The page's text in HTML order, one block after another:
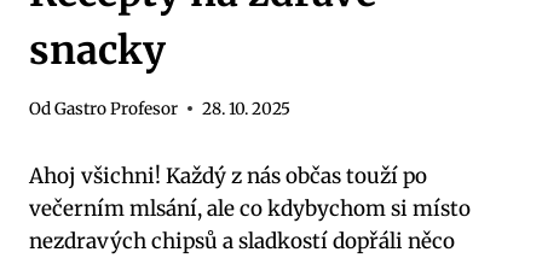
snacky
OdGastro Profesor 28. 10. 2025
Ahoj všichni! Každý z nás občas touží po
večerním mlsání, ale co kdybychom si místo
nezdravých chipsů a sladkostí dopřáli něco